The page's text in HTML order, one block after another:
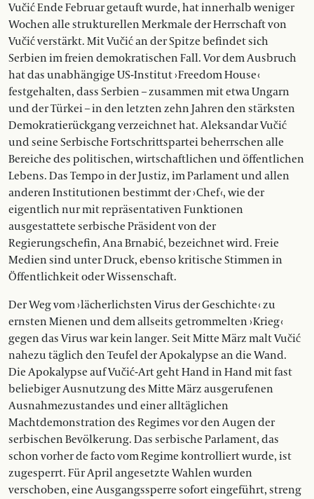
Vučić Ende Februar getauft wurde, hat innerhalb weniger
Wochen alle strukturellen Merkmale der Herrschaft von
Vučić verstärkt. Mit Vučić an der Spitze befindet sich
Serbien im freien demokra­tischen Fall. Vor dem Ausbruch
hat das unabhängige US-Institut › Freedom House ‹
festgehalten, dass Serbien – zusammen mit etwa Ungarn
und der Türkei – in den letzten zehn Jahren den stärksten
Demokratierückgang verzeichnet hat. Aleksandar Vučić
und seine Serbische Fortschrittspartei beherrschen alle
Bereiche des politischen, wirtschaftlichen und öffentlichen
Lebens. Das Tempo in der Justiz, im Parlament und allen
anderen Institutionen bestimmt der › Chef ‹, wie der
eigentlich nur mit repräsentativen Funktionen
ausgestattete serbische Präsident von der
Regierungschefin, Ana Brnabić, bezeichnet wird. Freie
Medien sind unter Druck, ebenso kritische Stimmen in
Öffentlichkeit oder Wissenschaft.
Der Weg vom › lächerlichsten Virus der Geschichte ‹ zu
ernsten Mienen und dem allseits getrommelten › Krieg ‹
gegen das Virus war kein langer. Seit Mitte März malt Vučić
nahezu täglich den Teufel der Apokalypse an die Wand.
Die Apokalypse auf Vučić-Art geht Hand in Hand mit fast
beliebiger Ausnutzung des Mitte März ausgerufenen
Ausnahmezustandes und einer alltäglichen
Machtdemonstration des Regimes vor den Augen der
serbischen Bevölkerung. Das serbische Parlament, das
schon vorher de facto vom Regime kontrolliert wurde, ist
zugesperrt. Für April angesetzte Wahlen wurden
verschoben, eine Ausgangssperre sofort eingeführt, streng